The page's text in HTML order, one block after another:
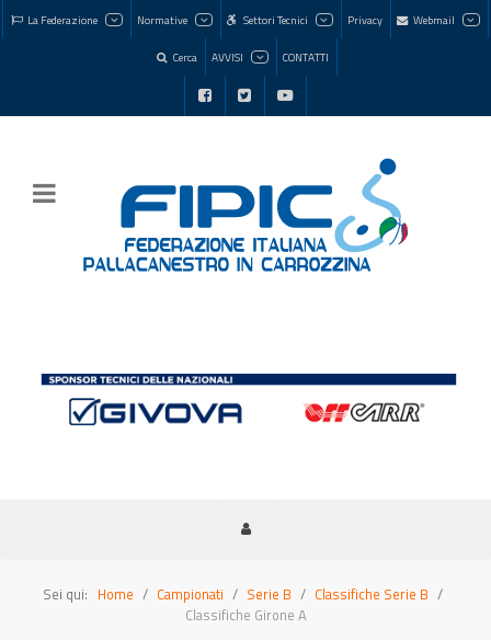
La Federazione Normative Settori Tecnici Privacy Webmail
Cerca AVVISI CONTATTI
Sei qui: Home Campionati Serie B
Classifiche Serie B
Classifiche Girone A